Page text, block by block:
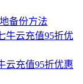
备份方法
云充值95折优惠